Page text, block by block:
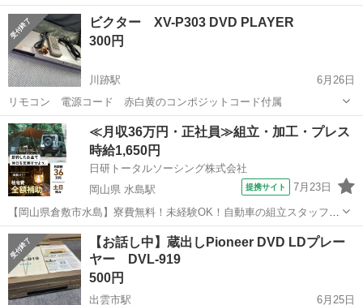
ジット入力から ハードディスクやDVDに録画機能を使ってました リモ
コン・電源コード付属 全体的には綺麗です。
島根 出雲市 川跡駅
パイオニア
ビクター XV-P303 DVD PLAYER
300円
川跡駅
6月26日
リモコン 電源コード 赤白黄のコンポジットコード付属
島根 出雲市 川跡駅 映像プレーヤー、レコーダー
ビクター
≪月収36万円・正社員≫組立・加工・プレス
時給1,650円
日研トータルソーシング株式会社
岡山県 水島駅
提携サイト 7月23日
【岡山県倉敷市水島】寮費無料！未経験OK！自動車の組立スタッフ
《お仕事No.NS0089》 お仕事について 車の組立作業です。専用レール
に乗って流れてくる車の骨組みに、車内外の各部品・ハンドル・足回
り・ドア・シートなどの各...
岡山 倉敷市 水島駅 その他
【お話し中】蔵出しPioneer DVD LDプレー
ヤー DVL-919
500円
出雲市駅
6月25日